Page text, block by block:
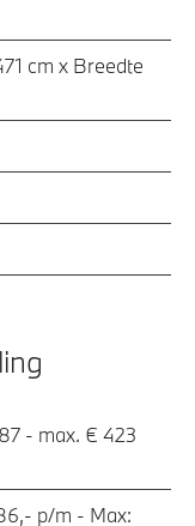
cm x Breedte
- max. € 423
p/m - Max: